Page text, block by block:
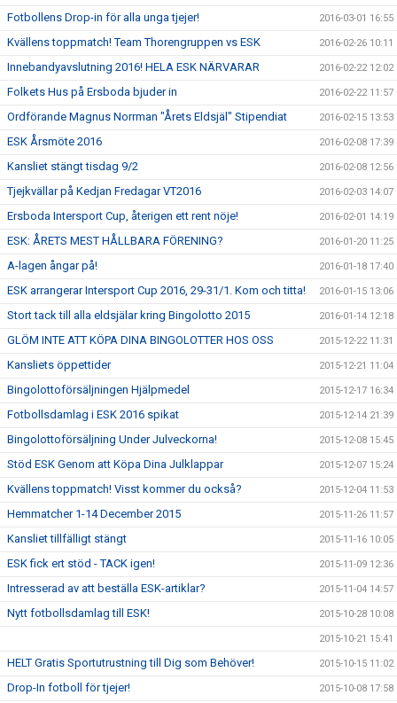
Fotbollens Drop-in för alla unga tjejer! 2016-03-01 16:55
Kvällens toppmatch! Team Thorengruppen vs ESK 2016-02-26 10:11
Innebandyavslutning 2016! HELA ESK NÄRVARAR 2016-02-22 12:02
Folkets Hus på Ersboda bjuder in 2016-02-22 11:57
Ordförande Magnus Norrman "Årets Eldsjäl" Stipendiat 2016-02-15 13:53
ESK Årsmöte 2016 2016-02-08 17:39
Kansliet stängt tisdag 9/2 2016-02-08 12:56
Tjejkvällar på Kedjan Fredagar VT2016 2016-02-03 14:07
Ersboda Intersport Cup, återigen ett rent nöje! 2016-02-01 14:19
ESK: ÅRETS MEST HÅLLBARA FÖRENING? 2016-01-20 11:25
A-lagen ångar på! 2016-01-18 17:40
ESK arrangerar Intersport Cup 2016, 29-31/1. Kom och titta! 2016-01-15 13:06
Stort tack till alla eldsjälar kring Bingolotto 2015 2016-01-14 12:18
GLÖM INTE ATT KÖPA DINA BINGOLOTTER HOS OSS 2015-12-22 11:31
Kansliets öppettider 2015-12-21 11:04
Bingolottoförsäljningen Hjälpmedel 2015-12-17 16:34
Fotbollsdamlag i ESK 2016 spikat 2015-12-14 21:39
Bingolottoförsäljning Under Julveckorna! 2015-12-08 15:45
Stöd ESK Genom att Köpa Dina Julklappar 2015-12-07 15:24
Kvällens toppmatch! Visst kommer du också? 2015-12-04 11:53
Hemmatcher 1-14 December 2015 2015-11-26 11:57
Kansliet tillfälligt stängt 2015-11-16 10:05
ESK fick ert stöd - TACK igen! 2015-11-09 12:36
Intresserad av att beställa ESK-artiklar? 2015-11-04 14:57
Nytt fotbollsdamlag till ESK! 2015-10-28 10:08
2015-10-21 15:41
HELT Gratis Sportutrustning till Dig som Behöver! 2015-10-15 11:02
Drop-In fotboll för tjejer! 2015-10-08 17:58